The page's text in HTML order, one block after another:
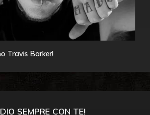
Travis Barker!
SEMPRE CON TE!